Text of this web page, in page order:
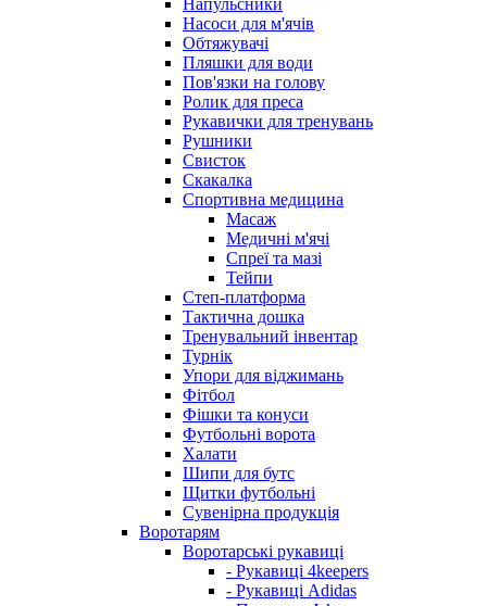
Напульсники
Насоси для м'ячів
Обтяжувачі
Пляшки для води
Пов'язки на голову
Ролик для преса
Рукавички для тренувань
Рушники
Свисток
Скакалка
Спортивна медицина
Масаж
Медичні м'ячі
Спреї та мазі
Тейпи
Степ-платформа
Тактична дошка
Тренувальний інвентар
Турнік
Упори для віджимань
Фітбол
Фішки та конуси
Футбольні ворота
Халати
Шипи для бутс
Щитки футбольні
Сувенірна продукція
Воротарям
Воротарські рукавиці
- Рукавиці 4keepers
- Рукавиці Adidas